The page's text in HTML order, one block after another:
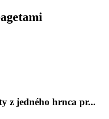
z jedného hrnca pr...